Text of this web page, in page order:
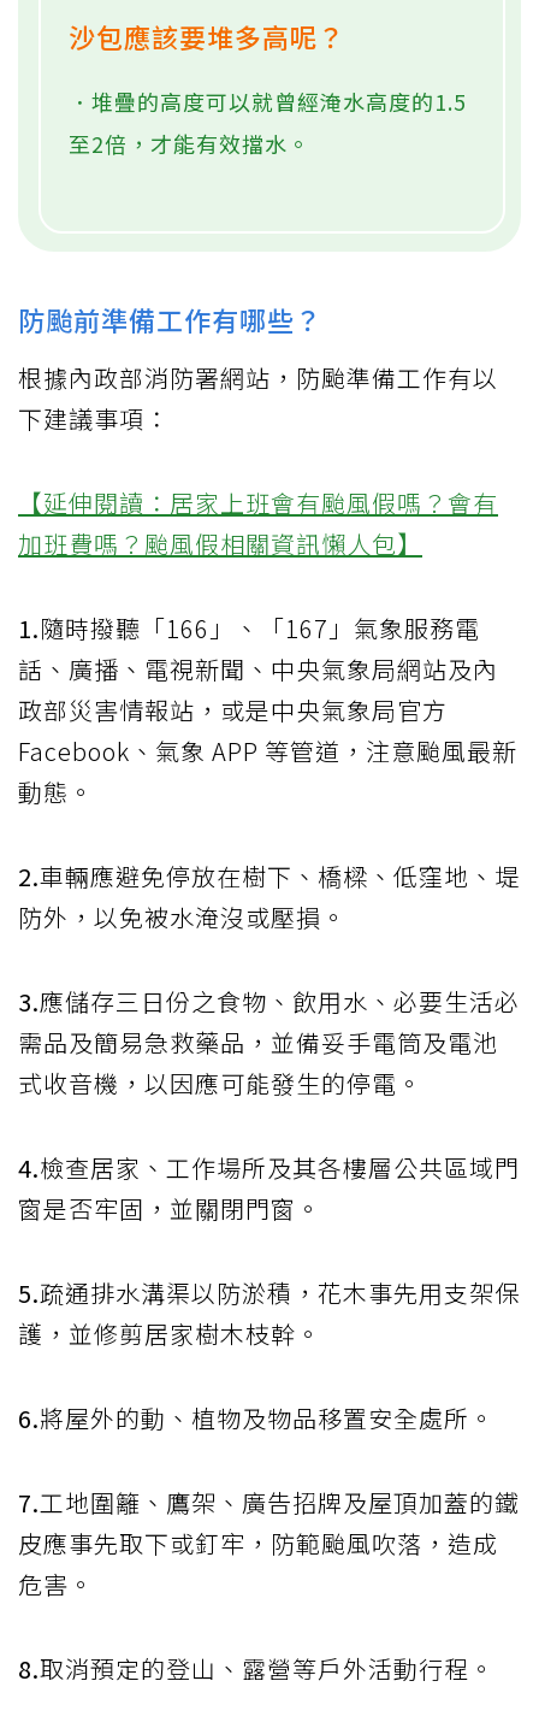
沙包應該要堆多高呢？
．堆疊的高度可以就曾經淹水高度的1.5
至2倍，才能有效擋水。
防颱前準備工作有哪些？
根據內政部消防署網站，防颱準備工作有以
下建議事項：
【延伸閱讀：居家上班會有颱風假嗎？會有
加班費嗎？颱風假相關資訊懶人包】
1.隨時撥聽「166」、「167」氣象服務電
話、廣播、電視新聞、中央氣象局網站及內
政部災害情報站，或是中央氣象局官方
Facebook、氣象 APP 等管道，注意颱風最新
動態。
2.車輛應避免停放在樹下、橋樑、低窪地、堤
防外，以免被水淹沒或壓損。
3.應儲存三日份之食物、飲用水、必要生活必
需品及簡易急救藥品，並備妥手電筒及電池
式收音機，以因應可能發生的停電。
4.檢查居家、工作場所及其各樓層公共區域門
窗是否牢固，並關閉門窗。
5.疏通排水溝渠以防淤積，花木事先用支架保
護，並修剪居家樹木枝幹。
6.將屋外的動、植物及物品移置安全處所。
7.工地圍籬、鷹架、廣告招牌及屋頂加蓋的鐵
皮應事先取下或釘牢，防範颱風吹落，造成
危害。
8.取消預定的登山、露營等戶外活動行程。